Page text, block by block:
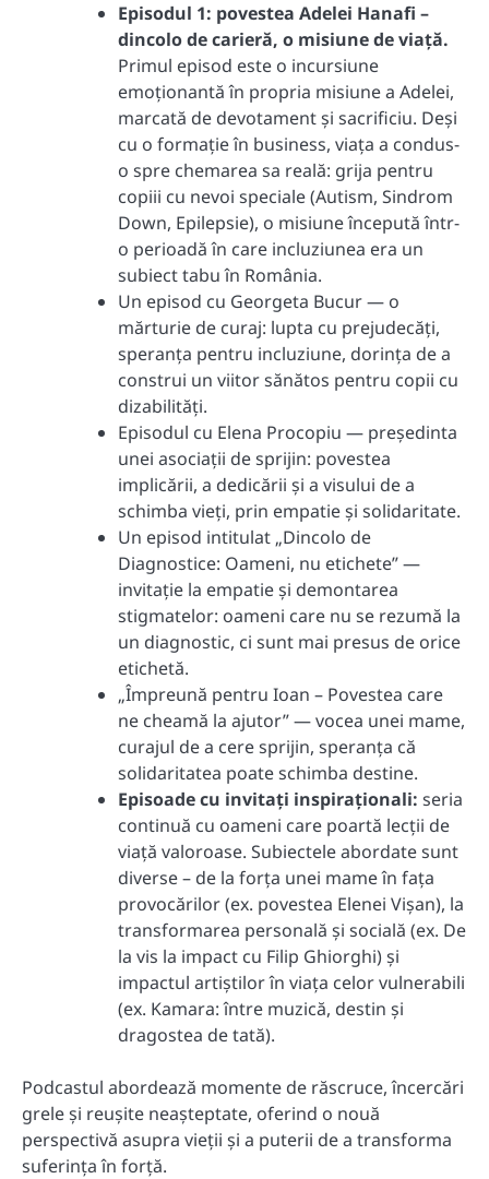
Episodul 1: povestea Adelei Hanafi –
dincolo de carieră, o misiune de viață.
Primul episod este o incursiune
emoționantă în propria misiune a Adelei,
marcată de devotament și sacrificiu. Deși
cu o formație în business, viața a condus-
o spre chemarea sa reală: grija pentru
copiii cu nevoi speciale (Autism, Sindrom
Down, Epilepsie), o misiune începută într-
o perioadă în care incluziunea era un
subiect tabu în România.
Un episod cu Georgeta Bucur — o
mărturie de curaj: lupta cu prejudecăți,
speranța pentru incluziune, dorința de a
construi un viitor sănătos pentru copii cu
dizabilități.
Episodul cu Elena Procopiu — președinta
unei asociații de sprijin: povestea
implicării, a dedicării și a visului de a
schimba vieți, prin empatie și solidaritate.
Un episod intitulat „Dincolo de
Diagnostice: Oameni, nu etichete” —
invitație la empatie și demontarea
stigmatelor: oameni care nu se rezumă la
un diagnostic, ci sunt mai presus de orice
etichetă.
„Împreună pentru Ioan – Povestea care
ne cheamă la ajutor” — vocea unei mame,
curajul de a cere sprijin, speranța că
solidaritatea poate schimba destine.
Episoade cu invitați inspiraționali: seria
continuă cu oameni care poartă lecții de
viață valoroase. Subiectele abordate sunt
diverse – de la forța unei mame în fața
provocărilor (ex. povestea Elenei Vișan), la
transformarea personală și socială (ex. De
la vis la impact cu Filip Ghiorghi) și
impactul artiștilor în viața celor vulnerabili
(ex. Kamara: între muzică, destin și
dragostea de tată).
Podcastul abordează momente de răscruce, încercări
grele și reușite neașteptate, oferind o nouă
perspectivă asupra vieții și a puterii de a transforma
suferința în forță.